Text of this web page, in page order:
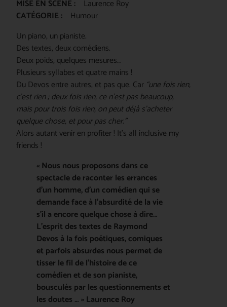
MISE EN SCÈNE :
Laurence Roy
CATÉGORIE :
Humour
Un piano, un pianiste.
Des textes, deux comédiens.
Deux poids, quelques mesures…
Plusieurs syllabes et quatre mains !
Du Devos entre autres, et pas que. Car “une fois rien,
c’est rien ; deux fois rien, ce n’est pas beaucoup,
mais pour trois fois rien, on peut déjà s’acheter
quelque chose, et pour pas cher.”
Alors autant venir en profiter ! It’s all inclusive my
friends !
« Nous nous proposons dans ce
spectacle de raconter les errances
d’un homme, d’un comédien qui se
demande face à l’absurdité de la vie
s’il a encore quelque chose à dire…
L’esprit des textes de Raymond
Devos à la fois poétiques, comiques
et parfois absurdes nous permet de
tisser le fil de l’histoire de ce
comédien et de son pianiste,
bousculés par les questionnements et
les doutes … » Laurence Roy